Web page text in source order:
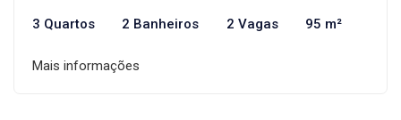
3 Quartos 2 Banheiros 2 Vagas 95 m²
Mais informações